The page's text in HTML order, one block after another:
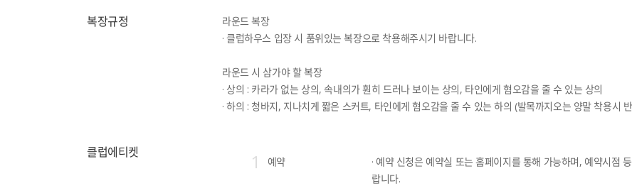
복장규정
라운드 복장
· 클럽하우스 입장 시 품위있는 복장으로 착용해주시기 바랍니다.
라운드 시 삼가야 할 복장
· 상의 : 카라가 없는 상의, 속내의가 훤히 드러나 보이는 상의, 타인에게 혐오감을 줄 수 있는 상의
· 하의 : 청바지, 지나치게 짧은 스커트, 타인에게 혐오감을 줄 수 있는 하의 (발목까지오는 양말 착용시
클럽에티켓 1 예약
· 예약 신청은 예약실 또는 홈페이지를 통해 가능하며, 예약시점
랍니다.